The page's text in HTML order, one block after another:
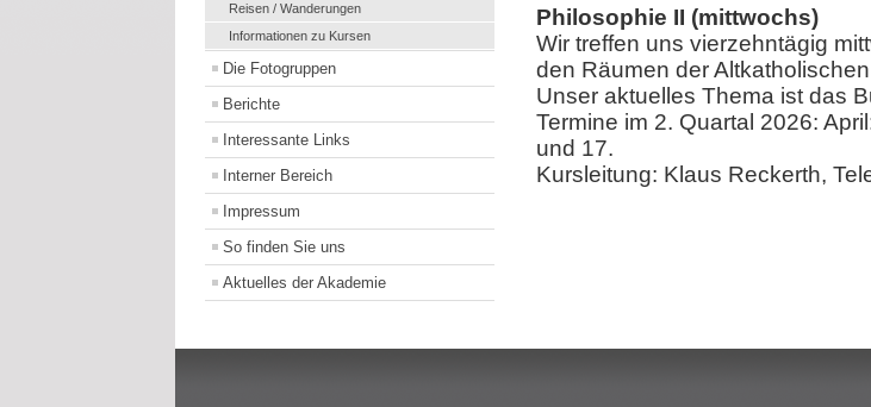
Reisen / Wanderungen
Informationen zu Kursen
Die Fotogruppen
Berichte
Interessante Links
Interner Bereich
Impressum
So finden Sie uns
Aktuelles der Akademie
Philosophie II (mittwochs)
Wir treffen uns vierzehntägig
den Räumen der
Unser aktuelles Thema ist das
Termine im 2. Quartal 2026:
und 17.
Kursleitung: Klaus Reckerth,